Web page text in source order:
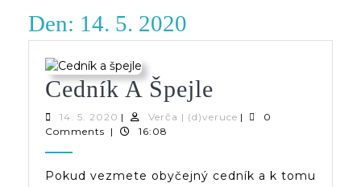
Den: 14. 5. 2020
Cedník A Špejle
A
14. 5. 2020 14.
5.
| Verča | (d)veruceVerča
|
0
Comments | 16:08
Pokud vezmete obyčejný cedník a k tomu